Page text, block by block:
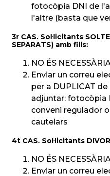
fotocòpia DNI de
l'altre (basta que
3r CAS. Sol·licitants
SEPARATS) amb fills:
NO ÉS
Enviar un correu
per a DUPLICAT
adjuntar: fotocòpia
conveni regulador
cautelars
4t CAS. Sol·licitants
NO ÉS
Enviar un correu